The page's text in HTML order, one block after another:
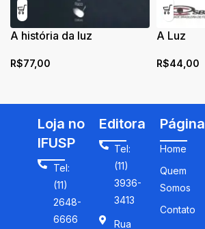
A história da luz
R$77,00
A Luz
R$44,00
Loja no
IFUSP
Tel:
(11)
2648-
6666
Editora
Tel:
(11)
3936-
3413
Rua
Página
Home
Quem
Somos
Contato